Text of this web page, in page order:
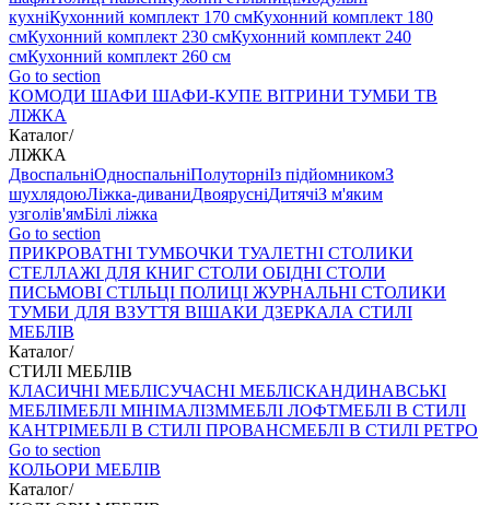
кухніКухонний комплект 170 смКухонний комплект 180
смКухонний комплект 230 смКухонний комплект 240
смКухонний комплект 260 см
Go to section
КОМОДИ ШАФИ ШАФИ-КУПЕ ВІТРИНИ ТУМБИ ТВ
ЛІЖКА
Каталог/
ЛІЖКА
ДвоспальніОдноспальніПолуторніІз підйомникомЗ
шухлядоюЛіжка-диваниДвоярусніДитячіЗ м'яким
узголів'ямБілі ліжка
Go to section
ПРИКРОВАТНІ ТУМБОЧКИ ТУАЛЕТНІ СТОЛИКИ
СТЕЛЛАЖІ ДЛЯ КНИГ СТОЛИ ОБІДНІ СТОЛИ
ПИСЬМОВІ СТІЛЬЦI ПОЛИЦІ ЖУРНАЛЬНІ СТОЛИКИ
ТУМБИ ДЛЯ ВЗУТТЯ ВІШАКИ ДЗЕРКАЛА СТИЛІ
МЕБЛІВ
Каталог/
СТИЛІ МЕБЛІВ
КЛАСИЧНІ МЕБЛІСУЧАСНІ МЕБЛІСКАНДИНАВСЬКІ
МЕБЛІМЕБЛІ МІНІМАЛІЗММЕБЛІ ЛОФТМЕБЛІ В СТИЛІ
КАНТРІМЕБЛІ В СТИЛІ ПРОВАНСМЕБЛІ В СТИЛІ РЕТРО
Go to section
КОЛЬОРИ МЕБЛІВ
Каталог/